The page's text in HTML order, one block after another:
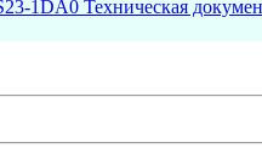
1DA0 Техническая